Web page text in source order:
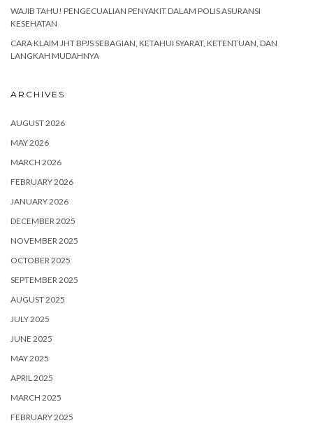
WAJIB TAHU! PENGECUALIAN PENYAKIT DALAM POLIS ASURANSI
KESEHATAN
CARA KLAIM JHT BPJS SEBAGIAN, KETAHUI SYARAT, KETENTUAN, DAN
LANGKAH MUDAHNYA
ARCHIVES
AUGUST 2026
MAY 2026
MARCH 2026
FEBRUARY 2026
JANUARY 2026
DECEMBER 2025
NOVEMBER 2025
OCTOBER 2025
SEPTEMBER 2025
AUGUST 2025
JULY 2025
JUNE 2025
MAY 2025
APRIL 2025
MARCH 2025
FEBRUARY 2025